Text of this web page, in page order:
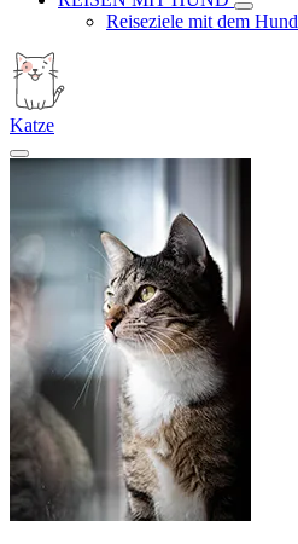
Reiseziele mit dem Hund
Katze